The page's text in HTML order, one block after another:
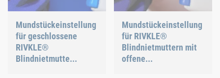
Mundstückeinstellung
für geschlossene
RIVKLE®
Blindnietmutte...
Mundstückeinstellung
für RIVKLE®
Blindnietmuttern mit
offene...